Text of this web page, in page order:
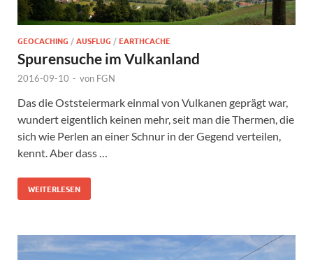
GEOCACHING /AUSFLUG /EARTHCACHE
Spurensuche im Vulkanland
2016-09-10 - von FGN
Das die Oststeiermark einmal von Vulkanen geprägt war,
wundert eigentlich keinen mehr, seit man die Thermen, die
sich wie Perlen an einer Schnur in der Gegend verteilen,
kennt. Aber dass …
WEITERLESEN